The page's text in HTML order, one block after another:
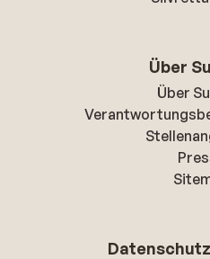
Über
Über